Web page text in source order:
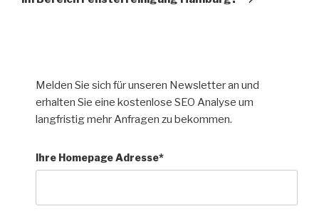
Melden Sie sich für unseren Newsletter an und
erhalten Sie eine kostenlose SEO Analyse um
langfristig mehr Anfragen zu bekommen.
Ihre Homepage Adresse*